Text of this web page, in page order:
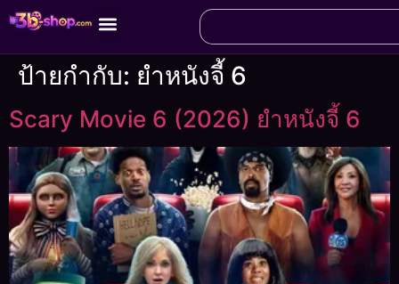
ป้ายกำกับ: ยำหนังจี้ 6
Scary Movie 6 (2026) ยำหนังจี้ 6